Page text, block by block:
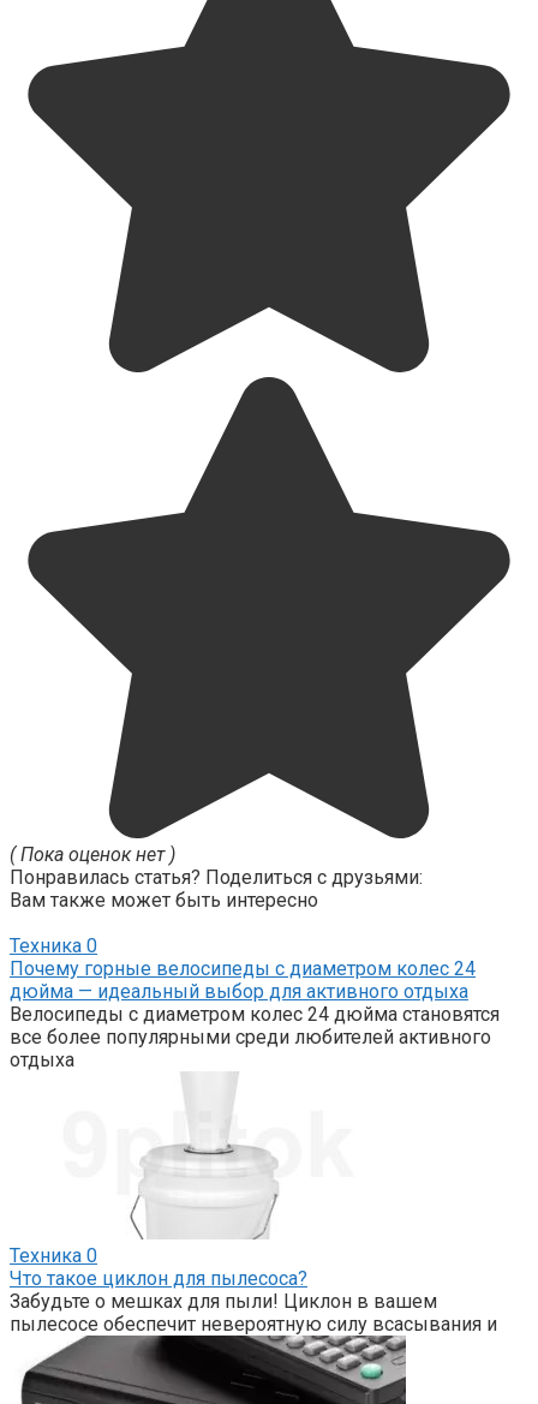
( Пока оценок нет )
Понравилась статья? Поделиться с друзьями:
Вам также может быть интересно
Техника 0
Почему горные велосипеды с диаметром колес 24
дюйма — идеальный выбор для активного отдыха
Велосипеды с диаметром колес 24 дюйма становятся
все более популярными среди любителей активного
отдыха
Техника 0
Что такое циклон для пылесоса?
Забудьте о мешках для пыли! Циклон в вашем
пылесосе обеспечит невероятную силу всасывания и